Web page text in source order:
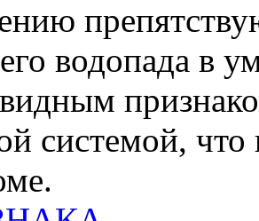
водопада в
системой, что